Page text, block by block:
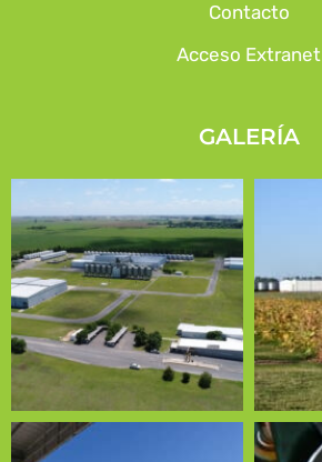
Contacto
Acceso Extranet
GALERÍA